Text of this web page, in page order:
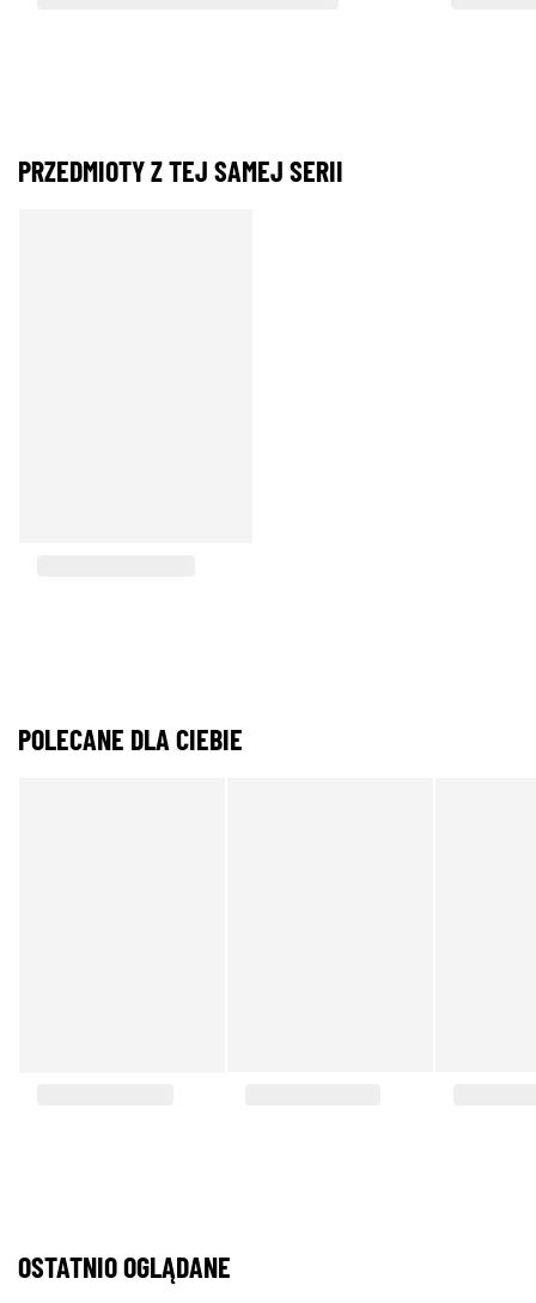
PRZEDMIOTY Z TEJ SAMEJ SERII
POLECANE DLA CIEBIE
OSTATNIO OGLĄDANE